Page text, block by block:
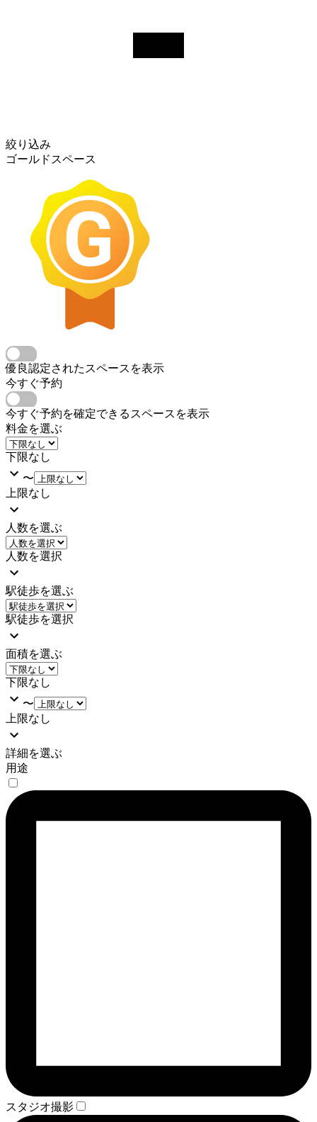
絞り込み
ゴールドスペース
優良認定されたスペースを表示
今すぐ予約
今すぐ予約を確定できるスペースを表示
料金を選ぶ
下限なし
〜
上限なし
人数を選ぶ
人数を選択
駅徒歩を選ぶ
駅徒歩を選択
面積を選ぶ
下限なし
〜
上限なし
詳細を選ぶ
用途
スタジオ撮影